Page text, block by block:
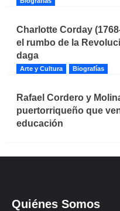
Charlotte Corday
el rumbo de la
daga
Arte y Cultura Biografías
Rafael Cordero y
puertorriqueño que
educación
Quiénes Somos